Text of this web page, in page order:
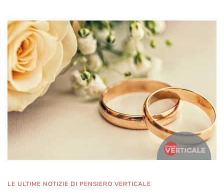
LE ULTIME NOTIZIE DI PENSIERO VERTICALE